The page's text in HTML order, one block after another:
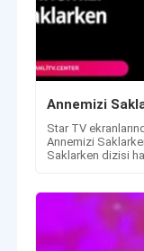
Annemizi
Star TV
Annemizi
Saklarken dizisi